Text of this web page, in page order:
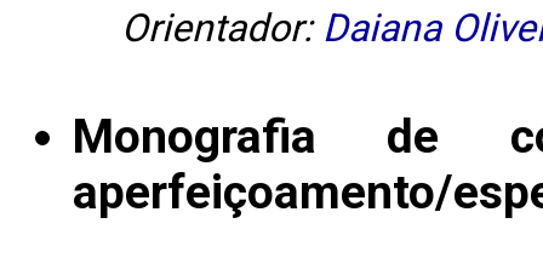
Orientador: Daiana
Monografia de
aperfeiçoamento/